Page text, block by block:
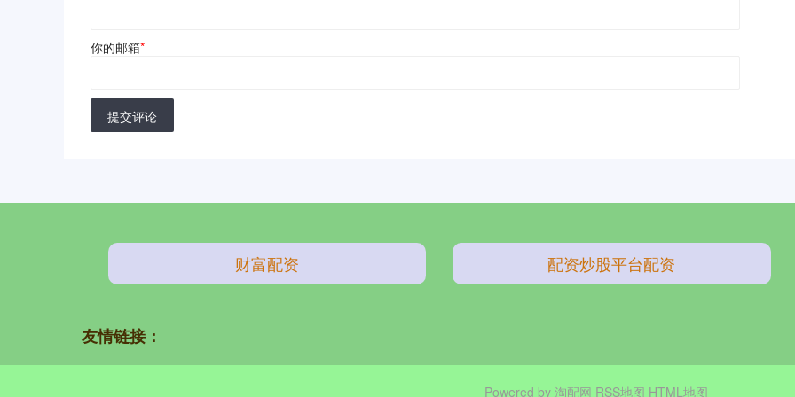
你的邮箱*
提交评论
财富配资 配资炒股平台配资
友情链接：
Powered by 淘配网 RSS地图 HTML地图